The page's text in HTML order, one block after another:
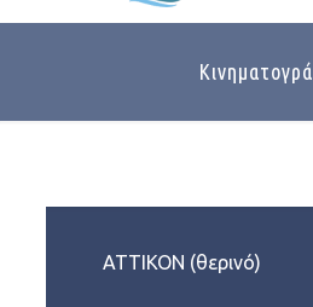
ΑΤΤΙΚΟΝ (θερινό)